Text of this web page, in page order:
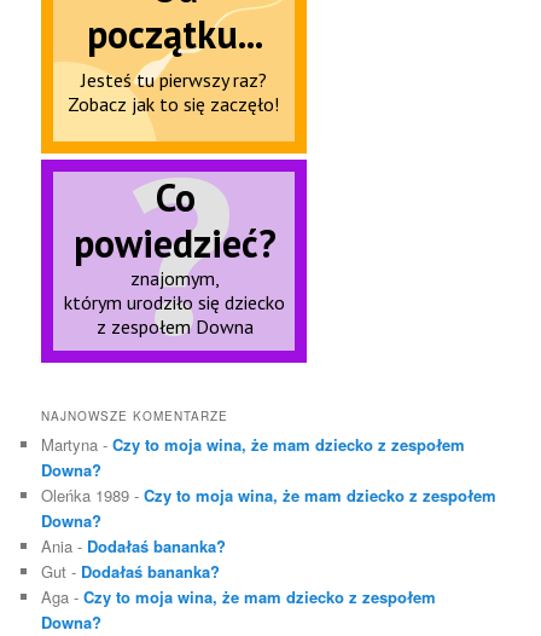
NAJNOWSZE KOMENTARZE
Martyna -Czy to moja wina, że mam dziecko z zespołem
Downa?
Oleńka 1989 -Czy to moja wina, że mam dziecko z zespołem
Downa?
Ania - Dodałaś bananka?
Gut - Dodałaś bananka?
Aga -Czy to moja wina, że mam dziecko z zespołem
Downa?